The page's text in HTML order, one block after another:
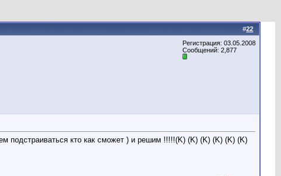
#22
Регистрация: 03.05.2008
Сообщений: 2,877
подстраиваться кто как сможет ) и решим !!!!!(K) (K) (K) (K) (K) (K)